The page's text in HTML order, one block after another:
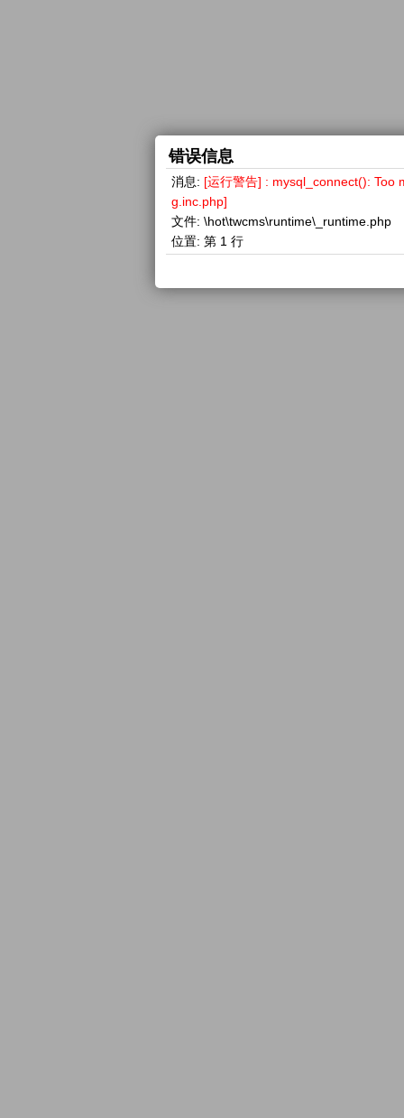
错误信息
消息: [运行警告] : mysql_connect(): Too
g.inc.php]
文件: \hot\twcms\runtime\_runtime.php
位置: 第 1 行